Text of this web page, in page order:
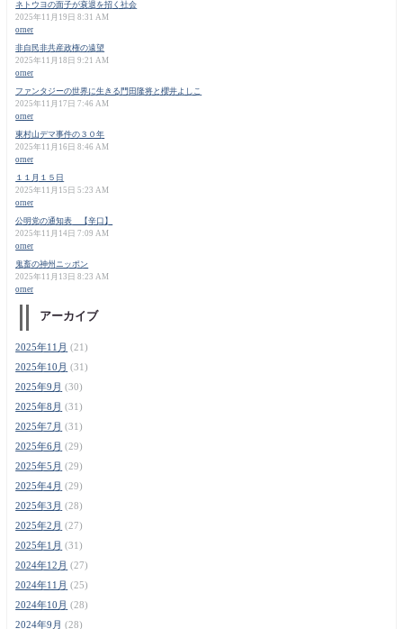
ネトウヨの面子が衰退を招く社会
2025年11月19日 8:31 AM
orner
非自民非共産政権の遠望
2025年11月18日 9:21 AM
orner
ファンタジーの世界に生きる門田隆将と櫻井よしこ
2025年11月17日 7:46 AM
orner
東村山デマ事件の３０年
2025年11月16日 8:46 AM
orner
１１月１５日
2025年11月15日 5:23 AM
orner
公明党の通知表 【辛口】
2025年11月14日 7:09 AM
orner
鬼畜の神州ニッポン
2025年11月13日 8:23 AM
orner
アーカイブ
2025年11月 (21)
2025年10月 (31)
2025年9月 (30)
2025年8月 (31)
2025年7月 (31)
2025年6月 (29)
2025年5月 (29)
2025年4月 (29)
2025年3月 (28)
2025年2月 (27)
2025年1月 (31)
2024年12月 (27)
2024年11月 (25)
2024年10月 (28)
2024年9月 (28)